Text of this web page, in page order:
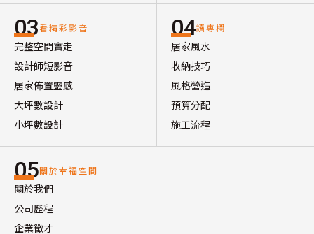
03看精彩影音
完整空間實走
設計師短影音
居家佈置靈感
大坪數設計
小坪數設計
04讀專欄
居家風水
收納技巧
風格營造
預算分配
施工流程
05關於幸福空間
關於我們
公司歷程
企業徵才